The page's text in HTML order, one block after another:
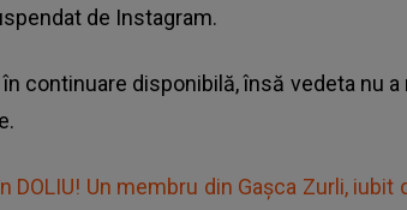
de Instagram.
continuare disponibilă, însă vedeta nu
DOLIU! Un membru din Gașca Zurli, iubit